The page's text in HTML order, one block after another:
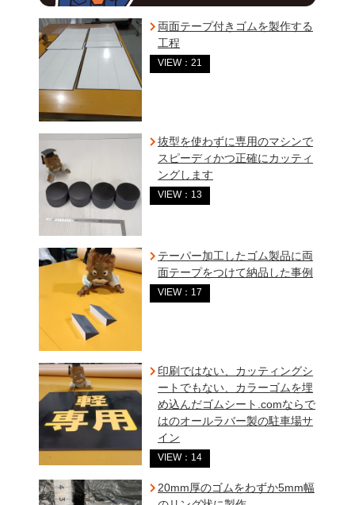
両面テープ付きゴムを製作する
工程
VIEW：21
抜型を使わずに専用のマシンで
スピーディかつ正確にカッティ
ングします
VIEW：13
テーパー加工したゴム製品に両
面テープをつけて納品した事例
VIEW：17
印刷ではない、カッティングシ
ートでもない、カラーゴムを埋
め込んだゴムシート.comならで
はのオールラバー製の駐車場サ
イン
VIEW：14
20mm厚のゴムをわずか5mm幅